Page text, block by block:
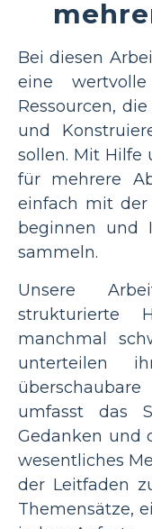
Bei diesen
eine
Ressourcen,
und
sollen. Mit Hilfe
für mehrere
einfach mit der
beginnen und
sammeln.
Unsere
strukturierte
manchmal
unterteilen
umfasst das
Gedanken und
wesentliches
der Leitfaden
Themensätze,